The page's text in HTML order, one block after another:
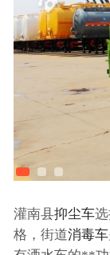
灌南县抑尘车
格，街道消毒车